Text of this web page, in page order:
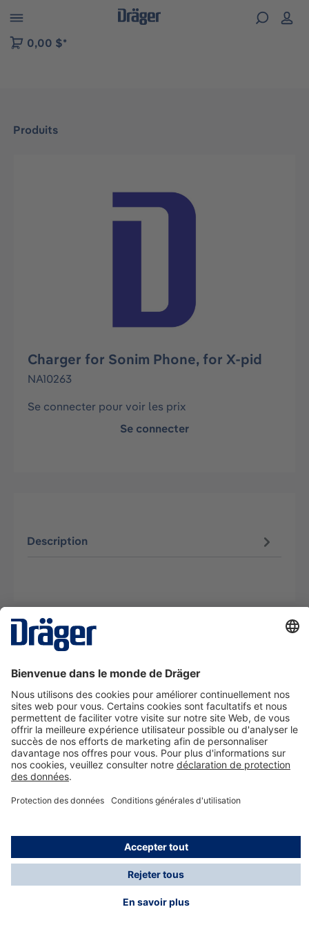
to B2B platform navigation
0,00 $*
Produits
Ignorer la galerie d'images
Charger for Sonim Phone, for X-pid
NA10263
Se connecter pour voir les prix
Se connecter
Description
La technologie
Nous contacter
A propos de Dräger
Informations
*Les taxes et les frais d'expédition ne sont pas inclus
dans les prix indiqués, sauf mention contraire. Des frais
supplémentaires peuvent s'appliquer.